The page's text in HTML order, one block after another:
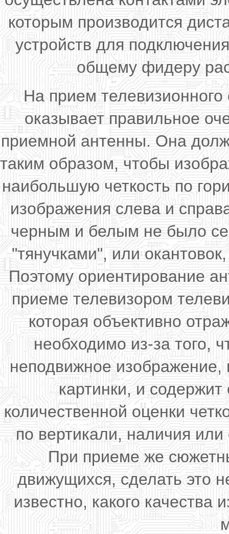
которым производится
устройств для
общему фидеру
На прием
оказывает правильное
приемной антенны. Она
таким образом, чтобы
наибольшую четкость по
изображения слева и
черным и белым не было
"тянучками", или
Поэтому ориентирование
приеме телевизором
которая объективно
необходимо из-за того,
неподвижное
картинки, и
количественной оценки
по вертикали, наличия или
При приеме же
движущихся, сделать это
известно, какого